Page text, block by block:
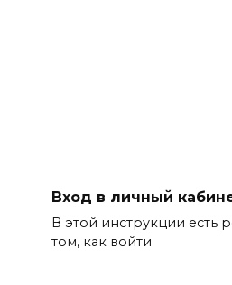
Вход в личный
В этой инструкции есть
том, как войти